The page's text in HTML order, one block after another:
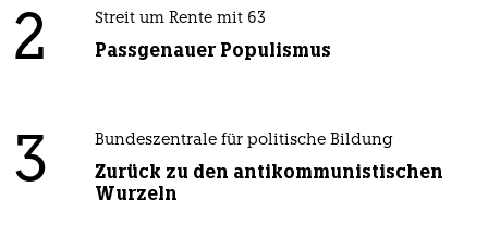
2 Streit um Rente mit 63
Passgenauer Populismus
3 Bundeszentrale für politische Bildung
Zurück zu den antikommunistischen
Wurzeln